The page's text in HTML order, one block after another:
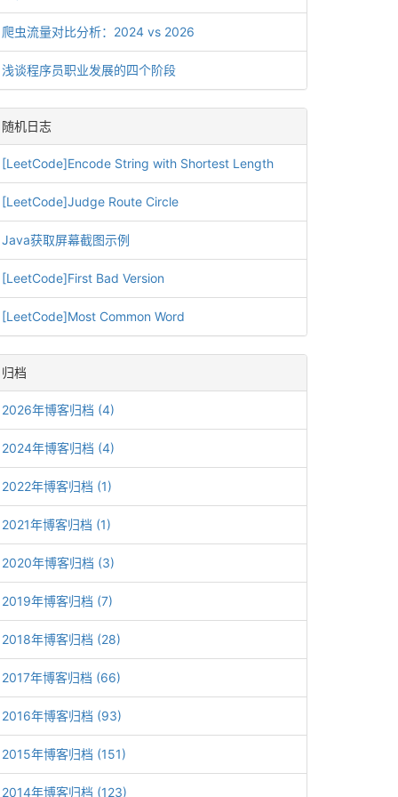
爬虫流量对比分析：2024 vs 2026
浅谈程序员职业发展的四个阶段
随机日志
[LeetCode]Encode String with Shortest Length
[LeetCode]Judge Route Circle
Java获取屏幕截图示例
[LeetCode]First Bad Version
[LeetCode]Most Common Word
归档
2026年博客归档 (4)
2024年博客归档 (4)
2022年博客归档 (1)
2021年博客归档 (1)
2020年博客归档 (3)
2019年博客归档 (7)
2018年博客归档 (28)
2017年博客归档 (66)
2016年博客归档 (93)
2015年博客归档 (151)
2014年博客归档 (123)